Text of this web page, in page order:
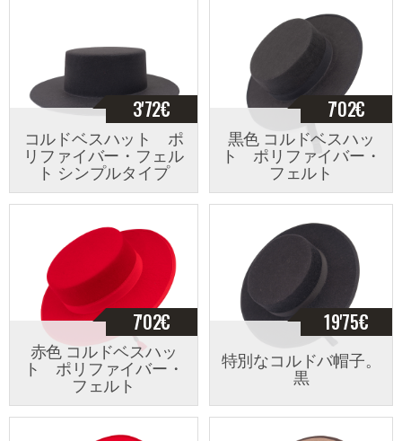
3'72€
コルドベスハット ポ
リファイバー・フェル
ト シンプルタイプ
7'02€
黒色 コルドベスハッ
ト ポリファイバー・
フェルト
7'02€
赤色 コルドベスハッ
ト ポリファイバー・
フェルト
19'75€
特別なコルドバ帽子。
黒